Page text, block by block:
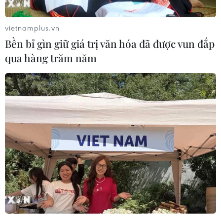
Hình ảnh đầu tiên của hố đen vũ trụ được
công nghệ AI tái hiện
14/04/2023 06:43
Để tạo ra hình ảnh đầu tiên của hố đen vũ trụ được
chụp cách đây 4 năm, các nhà nghiên cứu đã dùng một
mạng lưới kính viễn vọng vô tuyến để thu thập dữ liệu
về ánh sáng và khí xoáy.
vietnamplus.vn
Bền bỉ gìn giữ giá trị văn hóa đã được vun đắp
qua hàng trăm năm